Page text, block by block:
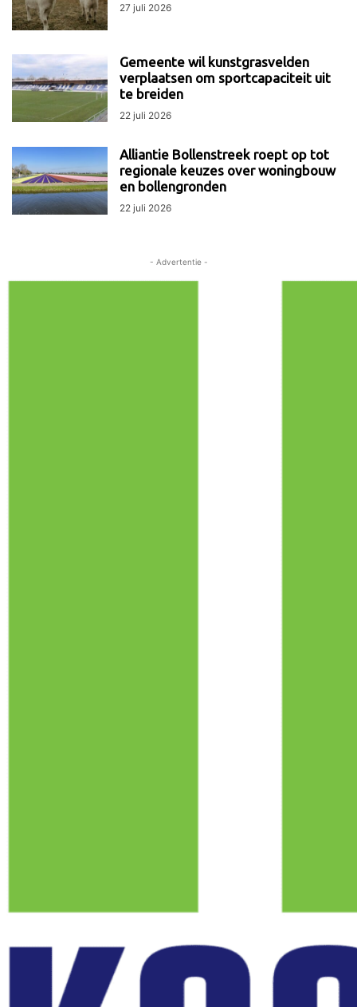
27 juli 2026
Gemeente wil kunstgrasvelden
verplaatsen om sportcapaciteit uit
te breiden
22 juli 2026
Alliantie Bollenstreek roept op tot
regionale keuzes over woningbouw
en bollengronden
22 juli 2026
- Advertentie -